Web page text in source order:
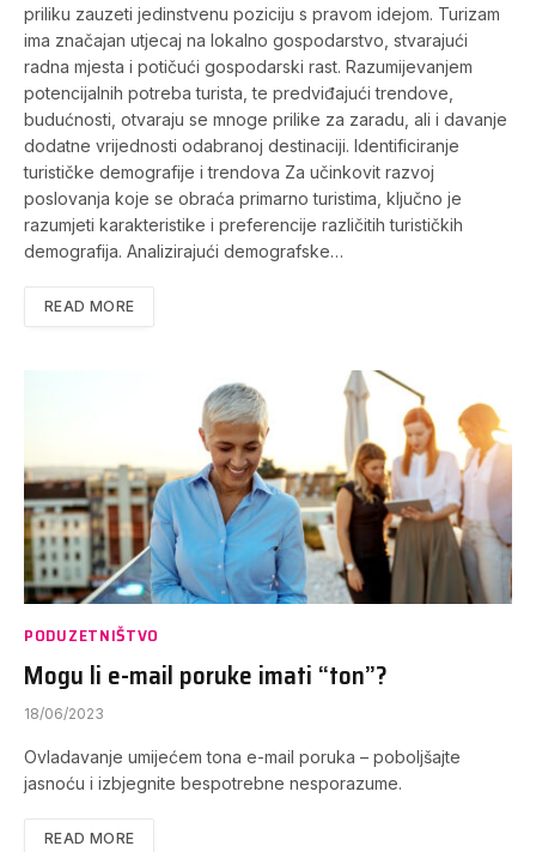
priliku zauzeti jedinstvenu poziciju s pravom idejom. Turizam
ima značajan utjecaj na lokalno gospodarstvo, stvarajući
radna mjesta i potičući gospodarski rast. Razumijevanjem
potencijalnih potreba turista, te predviđajući trendove,
budućnosti, otvaraju se mnoge prilike za zaradu, ali i davanje
dodatne vrijednosti odabranoj destinaciji. Identificiranje
turističke demografije i trendova Za učinkovit razvoj
poslovanja koje se obraća primarno turistima, ključno je
razumjeti karakteristike i preferencije različitih turističkih
demografija. Analizirajući demografske…
READ MORE
PODUZETNIŠTVO
Mogu li e-mail poruke imati “ton”?
18/06/2023
Ovladavanje umijećem tona e-mail poruka – poboljšajte
jasnoću i izbjegnite bespotrebne nesporazume.
READ MORE